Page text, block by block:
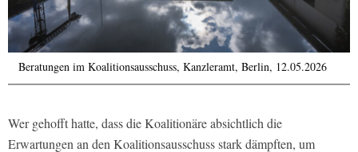
Beratungen im Koalitionsausschuss, Kanzleramt, Berlin, 12.05.2026
Wer gehofft hatte, dass die Koalitionäre absichtlich die
Erwartungen an den Koalitionsausschuss stark dämpften, um